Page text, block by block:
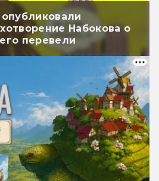
Набокова о
перевели